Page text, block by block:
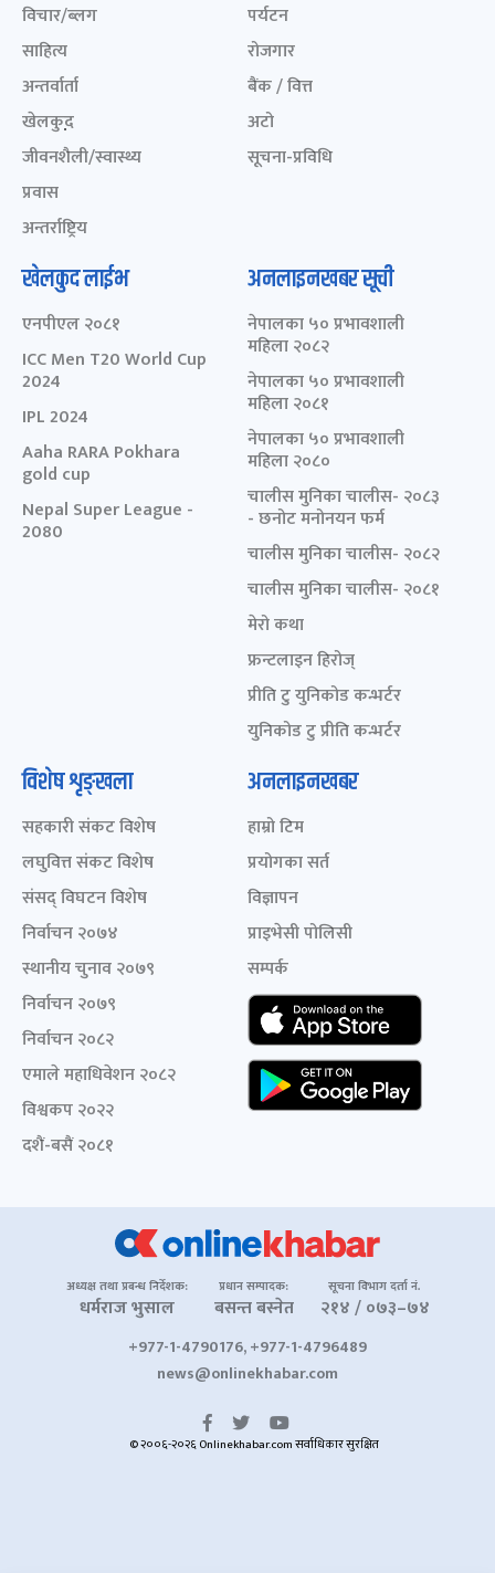
विचार/ब्लग
साहित्य
अन्तर्वार्ता
खेलकुद़़
जीवनशैली/स्वास्थ्य
प्रवास
अन्तर्राष्ट्रिय
पर्यटन
रोजगार
बैंक / वित्त
अटो
सूचना-प्रविधि
खेलकुद लाईभ
एनपीएल २०८१
ICC Men T20 World Cup
2024
IPL 2024
Aaha RARA Pokhara
gold cup
Nepal Super League -
2080
अनलाइनखबर सूची
नेपालका ५० प्रभावशाली
महिला २०८२
नेपालका ५० प्रभावशाली
महिला २०८१
नेपालका ५० प्रभावशाली
महिला २०८०
चालीस मुनिका चालीस- २०८३
- छनोट मनोनयन फर्म
चालीस मुनिका चालीस- २०८२
चालीस मुनिका चालीस- २०८१
मेरो कथा
फ्रन्टलाइन हिरोज्
प्रीति टु युनिकोड कन्भर्टर
युनिकोड टु प्रीति कन्भर्टर
विशेष शृङ्खला
सहकारी संकट विशेष
लघुवित्त संकट विशेष
संसद् विघटन विशेष
निर्वाचन २०७४
स्थानीय चुनाव २०७९
निर्वाचन २०७९
निर्वाचन २०८२
एमाले महाधिवेशन २०८२
विश्वकप २०२२
दशैं-बसैं २०८१
अनलाइनखबर
हाम्रो टिम
प्रयोगका सर्त
विज्ञापन
प्राइभेसी पोलिसी
सम्पर्क
अध्यक्ष तथा प्रबन्ध निर्देशक:
धर्मराज भुसाल
प्रधान सम्पादक:
बसन्त बस्नेत
सूचना विभाग दर्ता नं.
२१४ / ०७३–७४
+977-1-4790176, +977-1-4796489
news@onlinekhabar.com
© २००६-२०२६ Onlinekhabar.com सर्वाधिकार सुरक्षित